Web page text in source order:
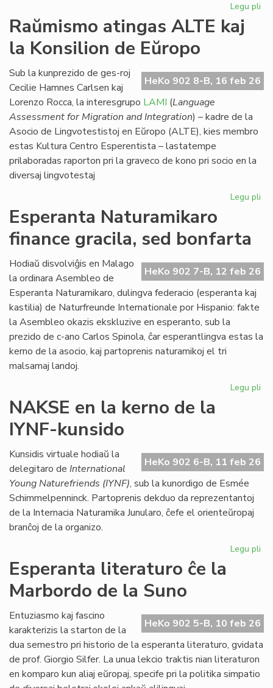
Legu pli
Raŭmismo atingas ALTE kaj
la Konsilion de Eŭropo
HeKo 902 8-B, 16 feb 26
Sub la kunprezido de ges-roj
Cecilie Hamnes Carlsen kaj
Lorenzo Rocca, la interesgrupo LAMI (Language
Assessment for Migration and Integration) – kadre de la
Asocio de Lingvotestistoj en Eŭropo (ALTE), kies membro
estas Kultura Centro Esperentista – lastatempe
prilaboradas raporton pri la graveco de kono pri socio en la
diversaj lingvotestaj
Legu pli
la
Esperanta Naturamikaro
finance gracila, sed bonfarta
HeKo 902 7-B, 12 feb 26
Hodiaŭ disvolviĝis en Malago
la ordinara Asembleo de
Esperanta Naturamikaro, dulingva federacio (esperanta kaj
kastilia) de Naturfreunde Internationale por Hispanio: fakte
la Asembleo okazis ekskluzive en esperanto, sub la
prezido de c-ano Carlos Spinola, ĉar esperantlingva estas la
kerno de la asocio, kaj partoprenis naturamikoj el tri
malsamaj landoj.
Legu pli
NAKSE en la kerno de la
IYNF-kunsido
HeKo 902 6-B, 11 feb 26
Kunsidis virtuale hodiaŭ la
delegitaro de International
Young Naturefriends (IYNF), sub la kunordigo de Esmée
Schimmelpenninck. Partoprenis dekduo da reprezentantoj
de la Internacia Naturamika Junularo, ĉefe el orienteŭropaj
branĉoj de la organizo.
Legu pli
de
Esperanta literaturo ĉe la
Marbordo de la Suno
HeKo 902 5-B, 10 feb 26
Entuziasmo kaj fascino
karakterizis la starton de la
dua semestro pri historio de la esperanta literaturo, gvidata
de prof. Giorgio Silfer. La unua lekcio traktis nian literaturon
en komparo kun aliaj eŭropaj, specife pri la politika simpatio